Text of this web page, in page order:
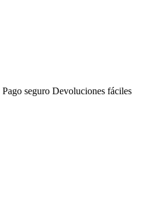
Pago seguro Devoluciones fáciles